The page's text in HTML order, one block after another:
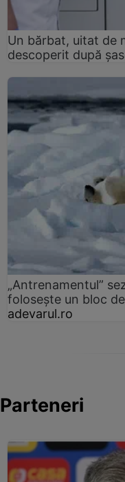
Un bărbat, uitat de
descoperit după
„Antrenamentul”
folosește un bloc
adevarul.ro
Parteneri